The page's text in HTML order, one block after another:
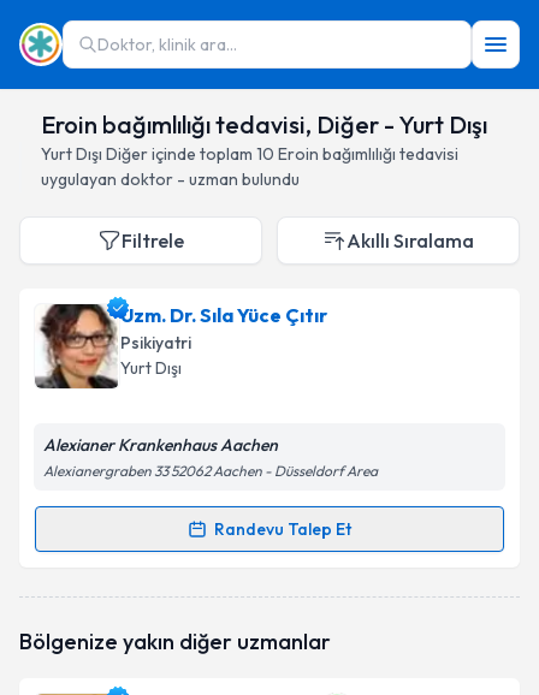
Doktor, klinik ara...
Eroin bağımlılığı tedavisi, Diğer - Yurt Dışı
Yurt Dışı Diğeriçinde toplam 10 Eroin bağımlılığı tedavisi
uygulayan doktor - uzman bulundu
Filtrele Akıllı Sıralama
Uzm. Dr. Sıla Yüce Çıtır
Psikiyatri
Yurt Dışı
Alexianer Krankenhaus Aachen
Alexianergraben 33 52062 Aachen - Düsseldorf Area
Randevu Talep Et
Randevu Takvimi Talebi
oluşturun. Size bu uzmandan randevu almanız için bir
Bölgenize yakın diğer uzmanlar